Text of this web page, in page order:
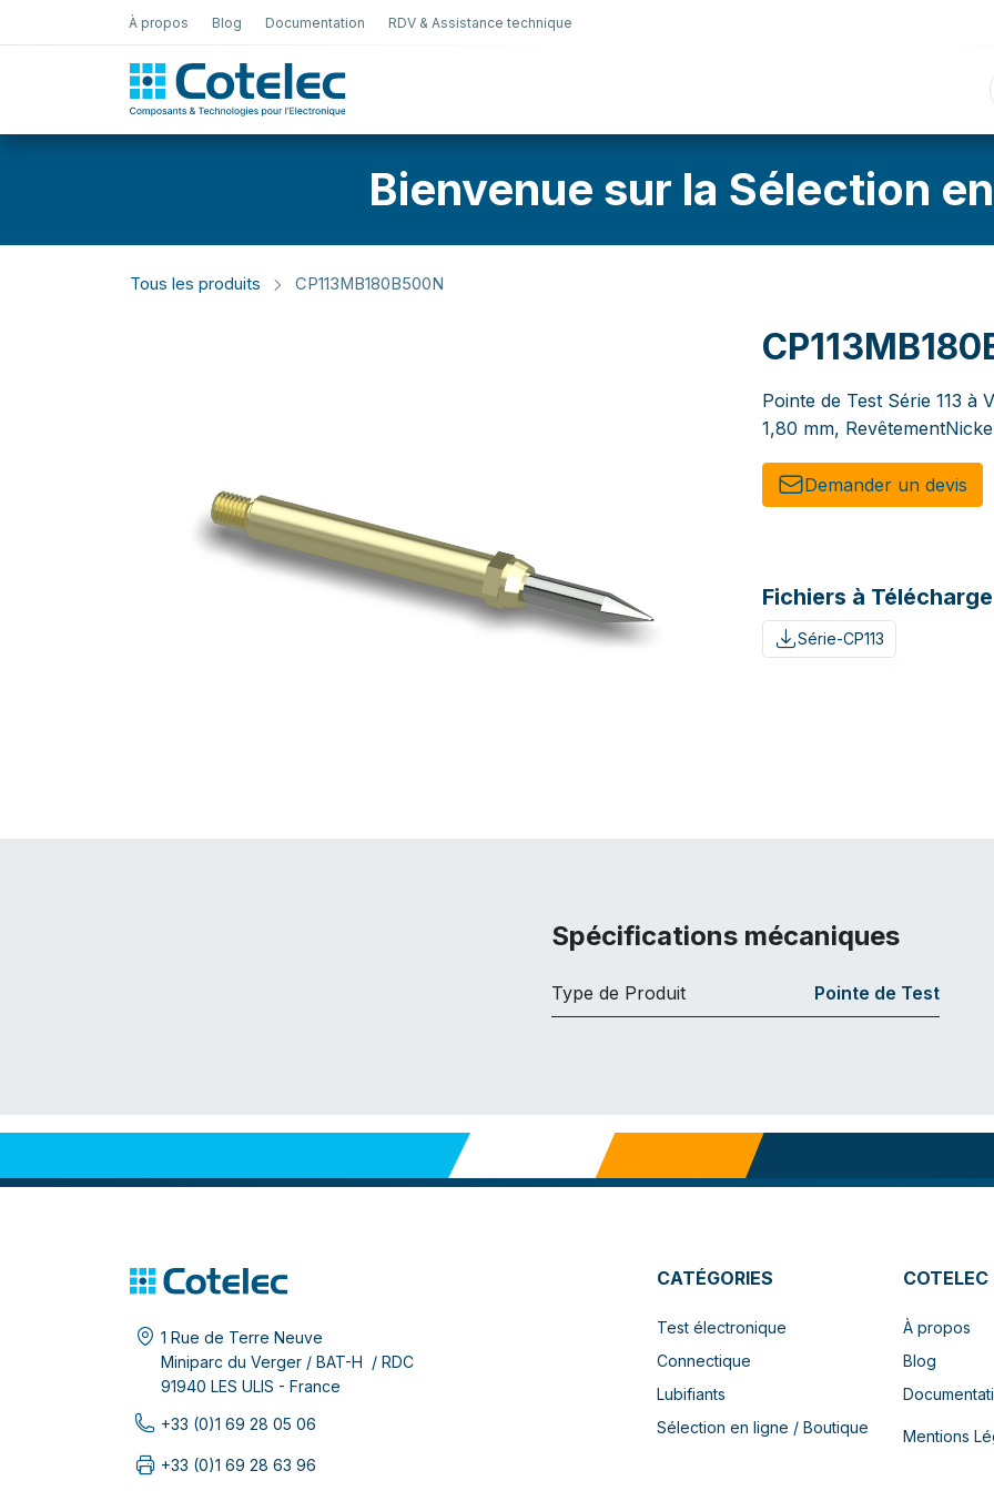
À propos Blog Documentation RDV & Assistance technique
Sélection en
Bienvenue sur la Sélection
Tous les produits CP113MB180B500N
Pointe de Test Série 113 à
1,80 mm,
Demander un de​​vis​​
Fichiers à
Série-CP113
Spécifications mécaniques
Type de Produit Pointe de Test
1 Rue de Terre Neuve
Miniparc du Verger / BAT-H / RDC
91940 LES ULIS - France
+33 (0)1 69 28 05 06
+33 (0)1 69 28 63 96
CATÉGORIES
Test électronique
Connectique
Lubifiants
Sélection en ligne / Boutique
COTELEC
À propos
Blog
Mentions